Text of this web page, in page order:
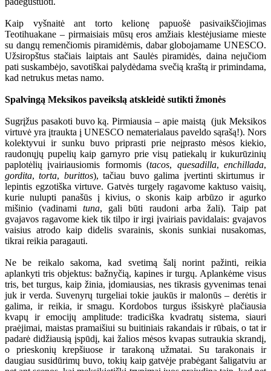
Kaip vyšnaitė ant torto kelionę papuošė pasivaikščiojimas
Teotihuakane – pirmaisiais mūsų eros amžiais klestėjusiame mieste
su dangų remenčiomis piramidėmis, dabar globojamame UNESCO.
Užsiropštus stačiais laiptais ant Saulės piramidės, daina nejučiom
pati suskambėjo, savotiškai palydėdama svečią kraštą ir primindama,
kad netrukus metas namo.
Spalvingą Meksikos paveikslą atskleidė sutikti žmonės
Sugrįžus pasakoti buvo ką. Pirmiausia – apie maistą (juk Meksikos
virtuvė yra įtraukta į UNESCO nematerialaus paveldo sąrašą!). Nors
kolektyvui ir sunku buvo priprasti prie neįprasto mėsos kiekio,
raudonųjų pupelių kaip garnyro prie visų patiekalų ir kukurūzinių
paplotėlių įvairiausiomis formomis (tacos, quesadilla, enchillada,
gordita, torta, burittos), tačiau buvo galima įvertinti skirtumus ir
lepintis egzotiška virtuve. Gatvės turgely ragavome kaktuso vaisių,
kurie nulupti panašūs į kivius, o skonis kaip arbūzo ir agurko
mišinio (vadinamituna, gali būti raudoni arba žali). Taip pat
gvajavos ragavome kiek tik tilpo ir irgi įvairiais pavidalais: gvajavos
vaisius atrodo kaip didelis svarainis, skonis sunkiai nusakomas,
tikrai reikia paragauti.
Ne be reikalo sakoma, kad svetimą šalį norint pažinti, reikia
aplankyti tris objektus: bažnyčią, kapines ir turgų. Aplankėme visus
tris, bet turgus, kaip žinia, įdomiausias, nes tikrasis gyvenimas tenai
juk ir verda. Suvenyrų turgeliai tokie jaukūs ir malonūs– derėtis ir
galima, ir reikia, ir smagu. Kordobos turgus išsiskyrė plačiausia
kvapų ir emocijų amplitude: tradiciška kvadratų sistema, siauri
praėjimai, maistas pramaišiui su buitiniais rakandais ir rūbais, o tat ir
padarė didžiausią įspūdį, kai žalios mėsos kvapas sutraukia skrandį,
o prieskonių krepšiuose ir tarakoną užmatai. Su tarakonais ir
daugiau susidūrimų buvo, tokių kaip gatvėje prabėgant šaligatviu ar